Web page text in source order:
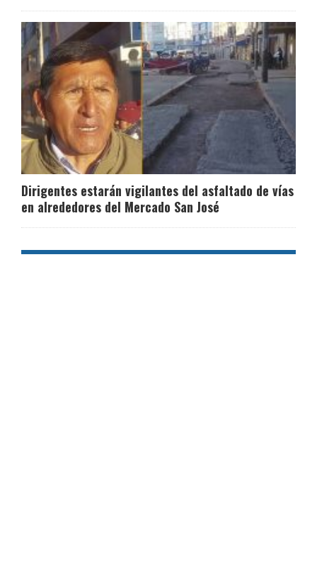
Dirigentes estarán vigilantes del asfaltado de vías
en alrededores del Mercado San José